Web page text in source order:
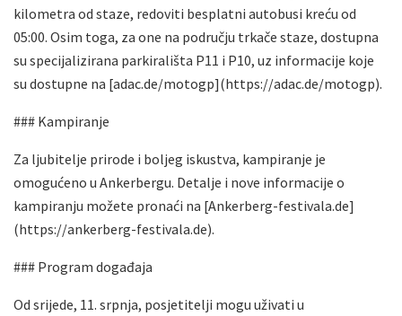
kilometra od staze, redoviti besplatni autobusi kreću od
05:00. Osim toga, za one na području trkače staze, dostupna
su specijalizirana parkirališta P11 i P10, uz informacije koje
su dostupne na [adac.de/motogp](https://adac.de/motogp).
### Kampiranje
Za ljubitelje prirode i boljeg iskustva, kampiranje je
omogućeno u Ankerbergu. Detalje i nove informacije o
kampiranju možete pronaći na [Ankerberg-festivala.de]
(https://ankerberg-festivala.de).
### Program događaja
Od srijede, 11. srpnja, posjetitelji mogu uživati u